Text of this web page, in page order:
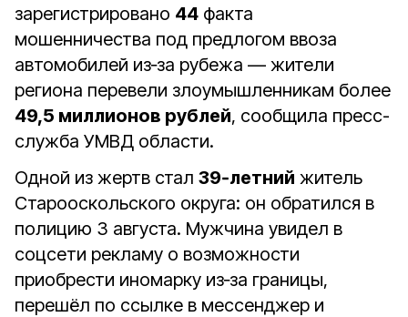
зарегистрировано 44 факта
мошенничества под предлогом ввоза
автомобилей из‑за рубежа — жители
региона перевели злоумышленникам более
49,5 миллионов рублей, сообщила пресс-
служба УМВД области.
Одной из жертв стал 39‑летний житель
Старооскольского округа: он обратился в
полицию 3 августа. Мужчина увидел в
соцсети рекламу о возможности
приобрести иномарку из‑за границы,
перешёл по ссылке в мессенджер и